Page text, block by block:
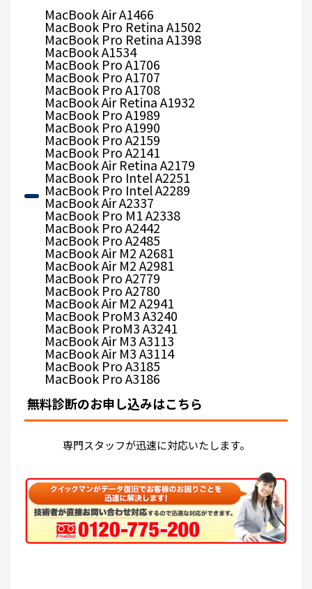
MacBook Air A1466
MacBook Pro Retina A1502
MacBook Pro Retina A1398
MacBook A1534
MacBook Pro A1706
MacBook Pro A1707
MacBook Pro A1708
MacBook Air Retina A1932
MacBook Pro A1989
MacBook Pro A1990
MacBook Pro A2159
MacBook Pro A2141
MacBook Air Retina A2179
MacBook Pro Intel A2251
MacBook Pro Intel A2289
MacBook Air A2337
MacBook Pro M1 A2338
MacBook Pro A2442
MacBook Pro A2485
MacBook Air M2 A2681
MacBook Air M2 A2981
MacBook Pro A2779
MacBook Pro A2780
MacBook Air M2 A2941
MacBook ProM3 A3240
MacBook ProM3 A3241
MacBook Air M3 A3113
MacBook Air M3 A3114
MacBook Pro A3185
MacBook Pro A3186
無料診断のお申し込みはこちら
専門スタッフが迅速に対応いたします。